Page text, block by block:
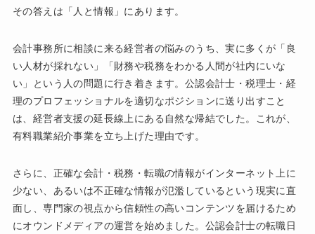
その答えは「人と情報」にあります。
会計事務所に相談に来る経営者の悩みのうち、実に多くが「良
い人材が採れない」「財務や税務をわかる人間が社内にいな
い」という人の問題に行き着きます。公認会計士・税理士・経
理のプロフェッショナルを適切なポジションに送り出すこと
は、経営者支援の延長線上にある自然な帰結でした。これが、
有料職業紹介事業を立ち上げた理由です。
さらに、正確な会計・税務・転職の情報がインターネット上に
少ない、あるいは不正確な情報が氾濫しているという現実に直
面し、専門家の視点から信頼性の高いコンテンツを届けるため
にオウンドメディアの運営を始めました。公認会計士の転職日